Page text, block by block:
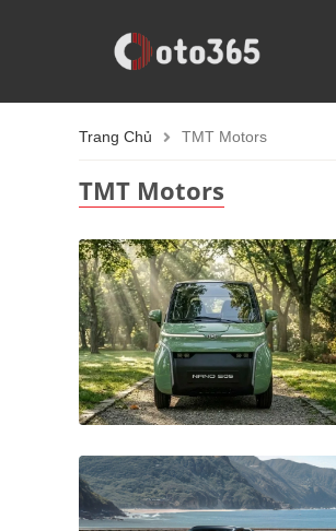
Trang Chủ TMT Motors
TMT Motors